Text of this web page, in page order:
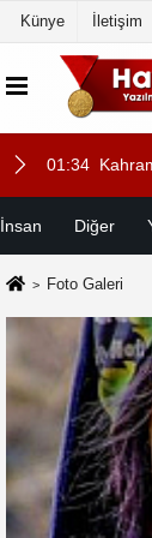
Künye İletişim
01:34
İnsan Diğer
Foto Galeri